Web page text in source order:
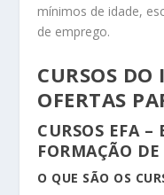
mínimos de idade,
de emprego.
CURSOS
OFERTAS
CURSOS EFA –
FORMAÇÃO
O QUE SÃO OS